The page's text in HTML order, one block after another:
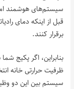
سیستم‌های هوشمند
قبل از اینکه دمای
برقرار کنند.
بنابراین، اگر پکیج
ظرفیت حرارتی خانه
سیستم بین این دو